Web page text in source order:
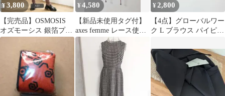
¥3,800
【完売品】OSMOSIS
オズモーシス 銀箔プリ
ントワンピース ブラッ
ク フリー
¥4,580
【新品未使用タグ付】
axes femme レース使い
マウンテンパーカー ワ
インM
¥2,800
【4点】グローバルワー
ク L ブラウス パイピン
品 上品